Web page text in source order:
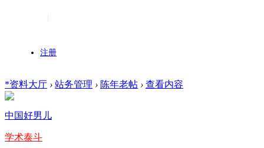
注册
*资料大厅 › 站务管理 › 陈年老帖 › 查看内容
中国好男儿
学术泰斗